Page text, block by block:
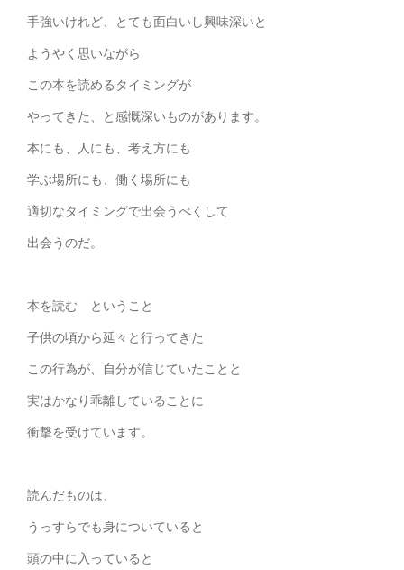
手強いけれど、とても面白いし興味深いと
ようやく思いながら
この本を読めるタイミングが
やってきた、と感慨深いものがあります。
本にも、人にも、考え方にも
学ぶ場所にも、働く場所にも
適切なタイミングで出会うべくして
出会うのだ。
本を読む ということ
子供の頃から延々と行ってきた
この行為が、自分が信じていたことと
実はかなり乖離していることに
衝撃を受けています。
読んだものは、
うっすらでも身についていると
頭の中に入っていると